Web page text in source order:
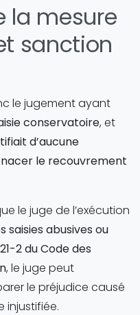
la mesure
sanction
le jugement ayant
conservatoire, et
d’aucune
le recouvrement
le juge de l’exécution
saisies abusives ou
2 du Code des
, le juge peut
le préjudice causé
injustifiée.